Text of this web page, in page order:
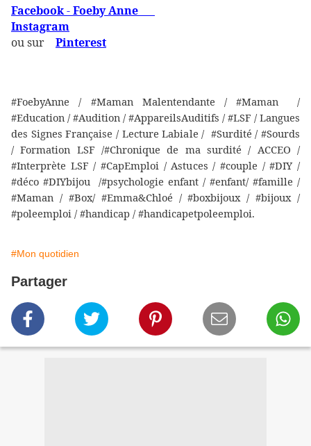
Facebook-Foeby Anne
Instagram
ou sur Pinterest
#FoebyAnne / #Maman Malentendante / #Maman /
#Education / #Audition / #AppareilsAuditifs / #LSF / Langues
des Signes Française / Lecture Labiale / #Surdité / #Sourds
/ Formation LSF /#Chronique de ma surdité / ACCEO /
#Interprète LSF / #CapEmploi / Astuces / #couple / #DIY /
#déco #DIYbijou /#psychologie enfant / #enfant/ #famille /
#Maman / #Box/ #Emma&Chloé / #boxbijoux / #bijoux /
#poleemploi / #handicap / #handicapetpoleemploi.
#Mon quotidien
Partager